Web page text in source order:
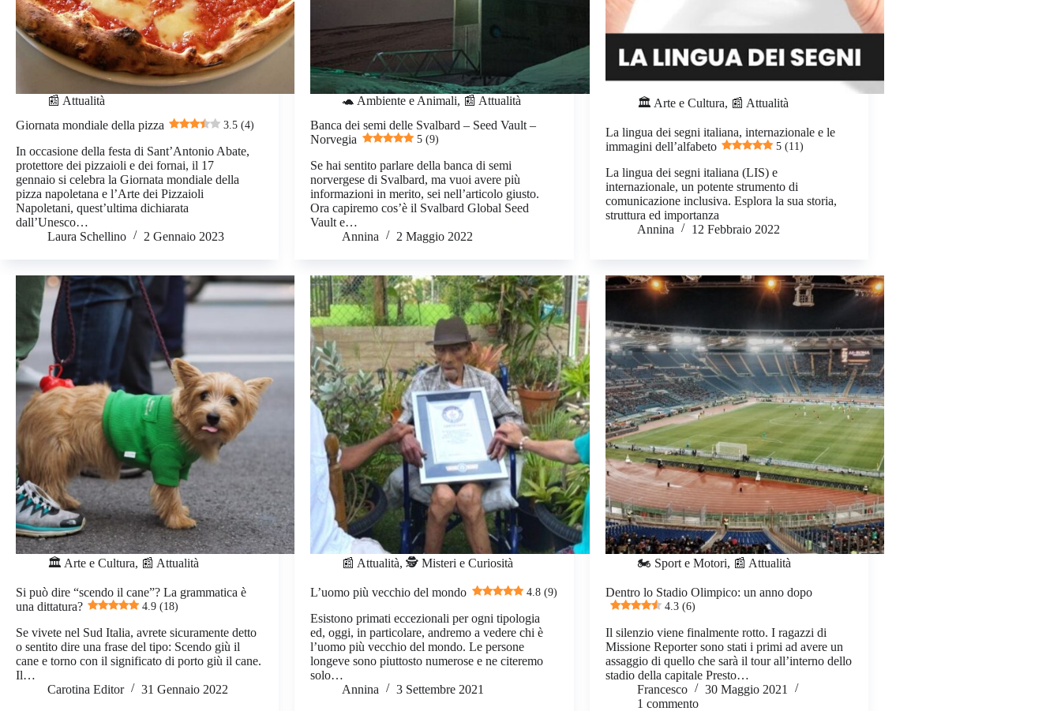
📰 Attualità
Giornata mondiale della pizza
3.5 (4)
In occasione della festa di Sant’Antonio Abate,
protettore dei pizzaioli e dei fornai, il 17
gennaio si celebra la Giornata mondiale della
pizza napoletana e l’Arte dei Pizzaioli
Napoletani, quest’ultima dichiarata
dall’Unesco…
Laura Schellino
2 Gennaio 2023
🐢 Ambiente e Animali, 📰 Attualità
Banca dei semi delle Svalbard – Seed Vault –
Norvegia
5 (9)
Se hai sentito parlare della banca di semi
norvergese di Svalbard, ma vuoi avere più
informazioni in merito, sei nell’articolo giusto.
Ora capiremo cos’è il Svalbard Global Seed
Vault e…
Annina
2 Maggio 2022
🏛️ Arte e Cultura, 📰 Attualità
La lingua dei segni italiana, internazionale e le
immagini dell’alfabeto
5 (11)
La lingua dei segni italiana (LIS) e
internazionale, un potente strumento di
comunicazione inclusiva. Esplora la sua storia,
struttura ed importanza
Annina
12 Febbraio 2022
🏛️ Arte e Cultura, 📰 Attualità
Si può dire “scendo il cane”? La grammatica è
una dittatura?
4.9 (18)
Se vivete nel Sud Italia, avrete sicuramente detto
o sentito dire una frase del tipo: Scendo giù il
cane e torno con il significato di porto giù il cane.
Il…
Carotina Editor
31 Gennaio 2022
📰 Attualità,🕵️ Misteri e Curiosità
L’uomo più vecchio del mondo 4.8 (9)
Esistono primati eccezionali per ogni tipologia
ed, oggi, in particolare, andremo a vedere chi è
l’uomo più vecchio del mondo. Le persone
longeve sono piuttosto numerose e ne citeremo
solo…
Annina
3 Settembre 2021
🏍️ Sport e Motori, 📰 Attualità
Dentro lo Stadio Olimpico: un anno dopo
4.3 (6)
Il silenzio viene finalmente rotto. I ragazzi di
Missione Reporter sono stati i primi ad avere un
assaggio di quello che sarà il tour all’interno dello
stadio della capitale Presto…
Francesco
30 Maggio 2021
1 commento